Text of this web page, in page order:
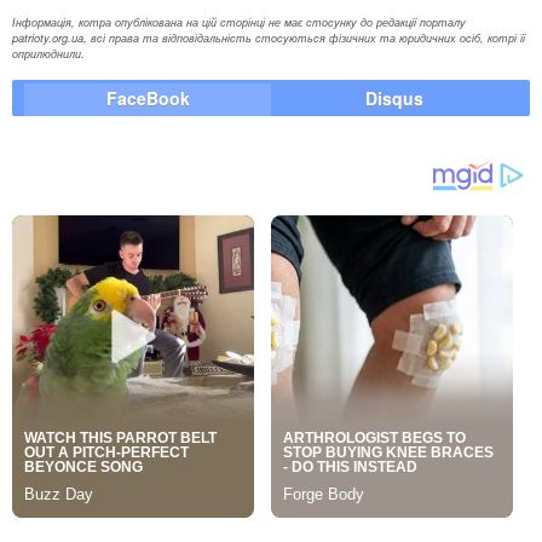
Інформація, котра опублікована на цій сторінці не має стосунку до редакції порталу
patrioty.org.ua, всі права та відповідальність стосуються фізичних та юридичних осіб, котрі її
оприлюднили.
FaceBook Disqus